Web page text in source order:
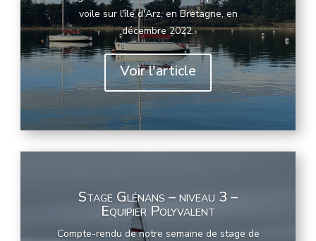
voile sur l'île d'Arz, en Bretagne, en
décembre 2022.
Voir l'article
Stage Glénans – niveau 3 –
Equipier Polyvalent
Compte-rendu de notre semaine de stage de